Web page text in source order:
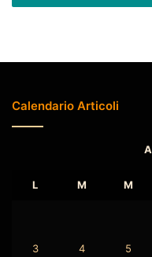
Calendario Articoli
L M M
3 4 5